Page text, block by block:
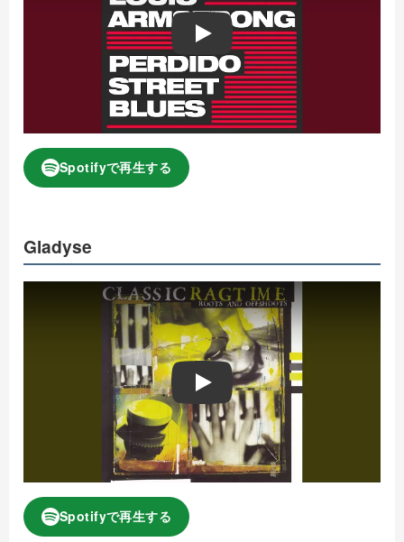
Play
Spotifyで再生する
Gladyse
Play
Spotifyで再生する